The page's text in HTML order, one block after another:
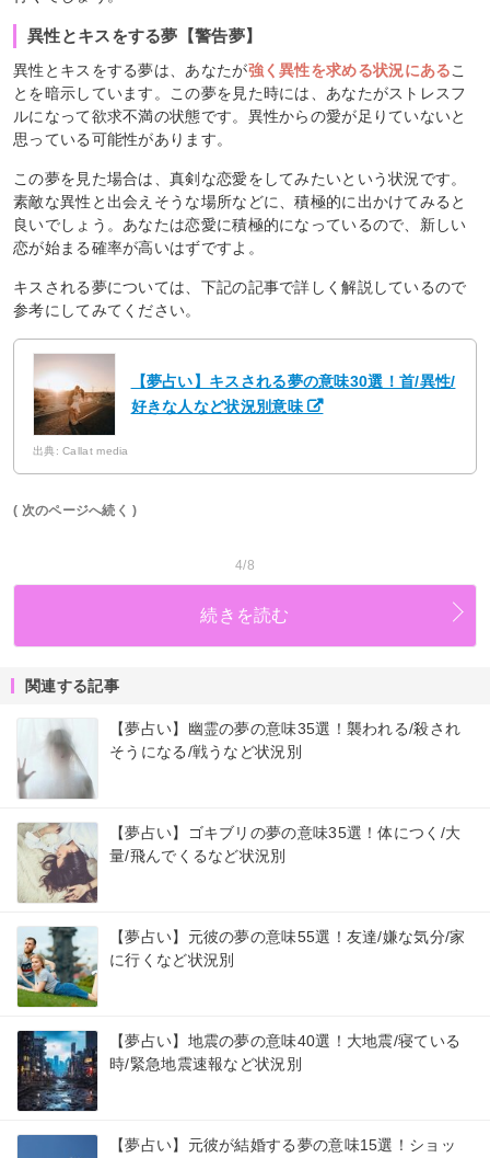
異性とキスをする夢【警告夢】
異性とキスをする夢は、あなたが強く異性を求める状況にあるこ
とを暗示しています。この夢を見た時には、あなたがストレスフ
ルになって欲求不満の状態です。異性からの愛が足りていないと
思っている可能性があります。
この夢を見た場合は、真剣な恋愛をしてみたいという状況です。
素敵な異性と出会えそうな場所などに、積極的に出かけてみると
良いでしょう。あなたは恋愛に積極的になっているので、新しい
恋が始まる確率が高いはずですよ。
キスされる夢については、下記の記事で詳しく解説しているので
参考にしてみてください。
【夢占い】キスされる夢の意味30選！首/異性/
好きな人など状況別意味
出典: Callat media
( 次のページへ続く )
4/8
続きを読む
関連する記事
【夢占い】幽霊の夢の意味35選！襲われる/殺され
そうになる/戦うなど状況別
【夢占い】ゴキブリの夢の意味35選！体につく/大
量/飛んでくるなど状況別
【夢占い】元彼の夢の意味55選！友達/嫌な気分/家
に行くなど状況別
【夢占い】地震の夢の意味40選！大地震/寝ている
時/緊急地震速報など状況別
【夢占い】元彼が結婚する夢の意味15選！ショッ